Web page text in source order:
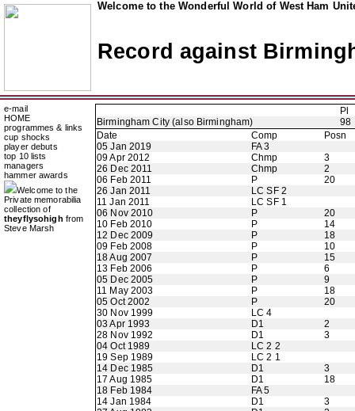
Welcome to the Wonderful World of West Ham
Record against
e-mail
HOME
programmes & links
cup shocks
player debuts
top 10 lists
managers
hammer awards
Welcome to the
Private memorabilia
collection of
theyflysohigh from
Steve Marsh
Pl
Birmingham City (also Birmingham)
98
Date
Comp
Posn
05 Jan 2019
FA 3
09 Apr 2012
Chmp
3
26 Dec 2011
Chmp
2
06 Feb 2011
P
20
26 Jan 2011
LC SF 2
11 Jan 2011
LC SF 1
06 Nov 2010
P
20
10 Feb 2010
P
14
12 Dec 2009
P
18
09 Feb 2008
P
10
18 Aug 2007
P
15
13 Feb 2006
P
6
05 Dec 2005
P
9
11 May 2003
P
18
05 Oct 2002
P
20
30 Nov 1999
LC 4
03 Apr 1993
D1
2
28 Nov 1992
D1
3
04 Oct 1989
LC 2 2
19 Sep 1989
LC 2 1
14 Dec 1985
D1
3
17 Aug 1985
D1
18
18 Feb 1984
FA 5
14 Jan 1984
D1
3